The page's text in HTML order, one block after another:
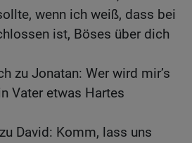
wenn ich weiß, dass bei
ist, Böses über dich
zu Jonatan: Wer wird mir’s
Vater etwas Hartes
David: Komm, lass uns